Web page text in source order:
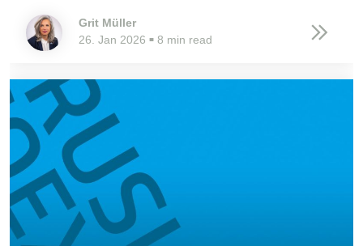
Grit Müller
26. Jan 2026 ■ 8 min read